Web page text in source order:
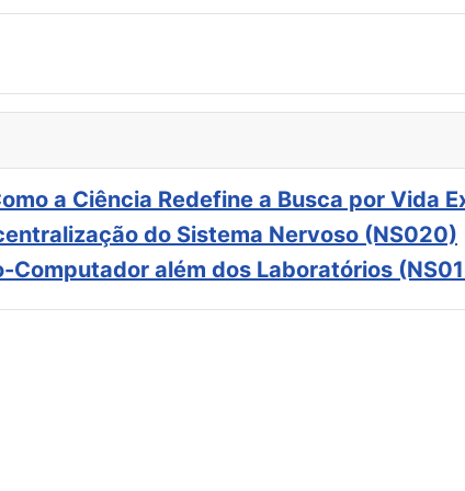
a Ciência Redefine a Busca por Vida
do Sistema Nervoso (NS020)
além dos Laboratórios